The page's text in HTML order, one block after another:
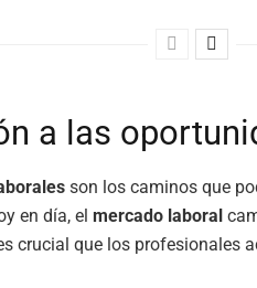
a las
son los caminos que
en día, el mercado laboral
crucial que los profesionales